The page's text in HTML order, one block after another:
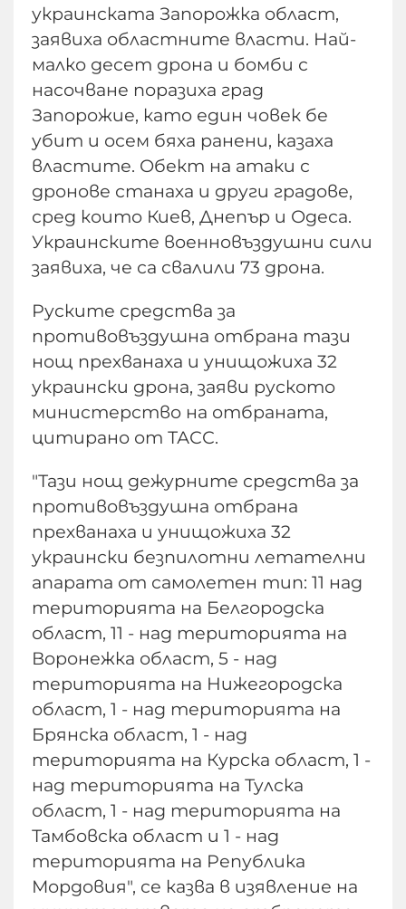
украинската Запорожка област,
заявиха областните власти. Най-
малко десет дрона и бомби с
насочване поразиха град
Запорожие, като един човек бе
убит и осем бяха ранени, казаха
властите. Обект на атаки с
дронове станаха и други градове,
сред които Киев, Днепър и Одеса.
Украинските военновъздушни сили
заявиха, че са свалили 73 дрона.
Руските средства за
противовъздушна отбрана тази
нощ прехванаха и унищожиха 32
украински дрона, заяви руското
министерство на отбраната,
цитирано от ТАСС.
"Тази нощ дежурните средства за
противовъздушна отбрана
прехванаха и унищожиха 32
украински безпилотни летателни
апарата от самолетен тип: 11 над
територията на Белгородска
област, 11 - над територията на
Воронежка област, 5 - над
територията на Нижегородска
област, 1 - над територията на
Брянска област, 1 - над
територията на Курска област, 1 -
над територията на Тулска
област, 1 - над територията на
Тамбовска област и 1 - над
територията на Република
Мордовия", се казва в изявление на